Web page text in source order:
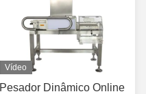
Vídeo
Pesador Dinâmico Online